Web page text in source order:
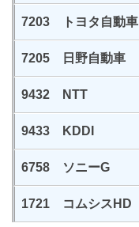
7203 トヨタ自動車
7205 日野自動車
9432 NTT
9433 KDDI
6758 ソニーG
1721 コムシスHD